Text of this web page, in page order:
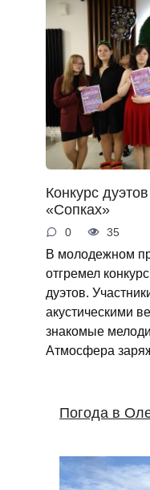
Конкурс
«Сопках»
0 35
В молодежном
отгремел
дуэтов.
акустическими
знакомые
Атмосфера
Погода в